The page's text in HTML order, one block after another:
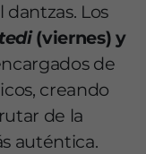
dantzas. Los
(viernes) y
de
creando
de la
auténtica.